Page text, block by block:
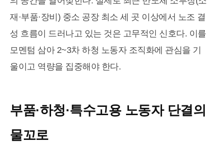
재·부품·장비) 중소 공장 최소 세 곳 이상에서 노조 결
성 흐름이 드러나고 있는 것은 고무적인 신호다. 이를
모멘텀 삼아 2~3차 하청 노동자 조직화에 관심을 기
울이고 역량을 집중해야 한다.
부품·하청·특수고용 노동자 단결의
물꼬로